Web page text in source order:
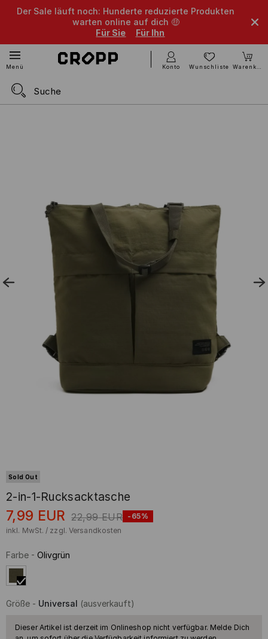
Der Sale läuft noch: Hunderte reduzierte Produkten
warten online auf dich 🤑
Für Sie
Für Ihn
Menü Konto Wunschliste Warenkorb
Sold Out
2-in-1-Rucksacktasche
7,99 EUR 22,99 EUR -65%
inkl. MwSt. / zzgl. Versandkosten
Farbe - Olivgrün
Größe - Universal (ausverkauft)
Dieser Artikel ist derzeit im Onlineshop nicht verfügbar. Melde Dich